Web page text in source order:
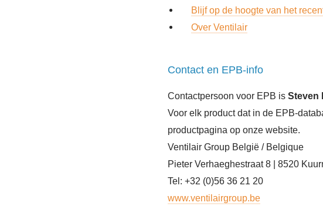
Blijf op de hoogte van het
Over Ventilair
Contact en EPB-info
Contactpersoon voor EPB is Steven
Voor elk product dat in de EPB-
productpagina op onze website.
Ventilair Group België / Belgique
Pieter Verhaeghestraat 8 | 8520
Tel: +32 (0)56 36 21 20
www.ventilairgroup.be